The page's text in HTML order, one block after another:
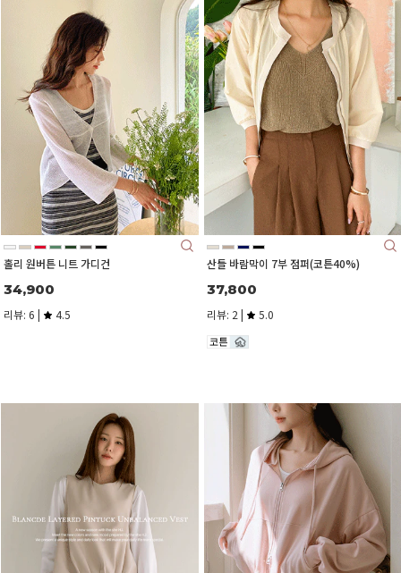
홀리 원버튼 니트 가디건
34,900
리뷰: 6 | 4.5
산들 바람막이 7부 점퍼(코튼40%)
37,800
리뷰: 2 | 5.0